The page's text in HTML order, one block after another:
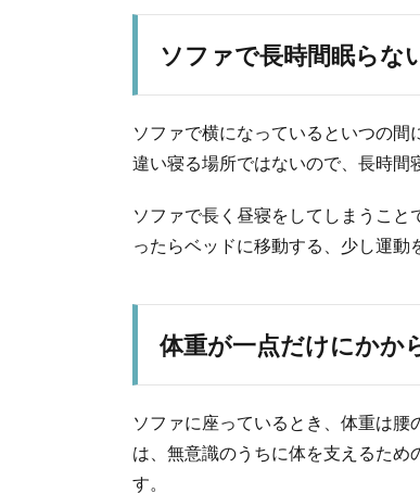
ソファで長時間眠らな
ソファで横になっているといつの
違い寝る場所ではないので、長時間
ソファで長く昼寝をしてしまうこ
ったらベッドに移動する、少し運動
体重が一点だけにかか
ソファに座っているとき、体重は
は、無意識のうちに体を支えるため
す。